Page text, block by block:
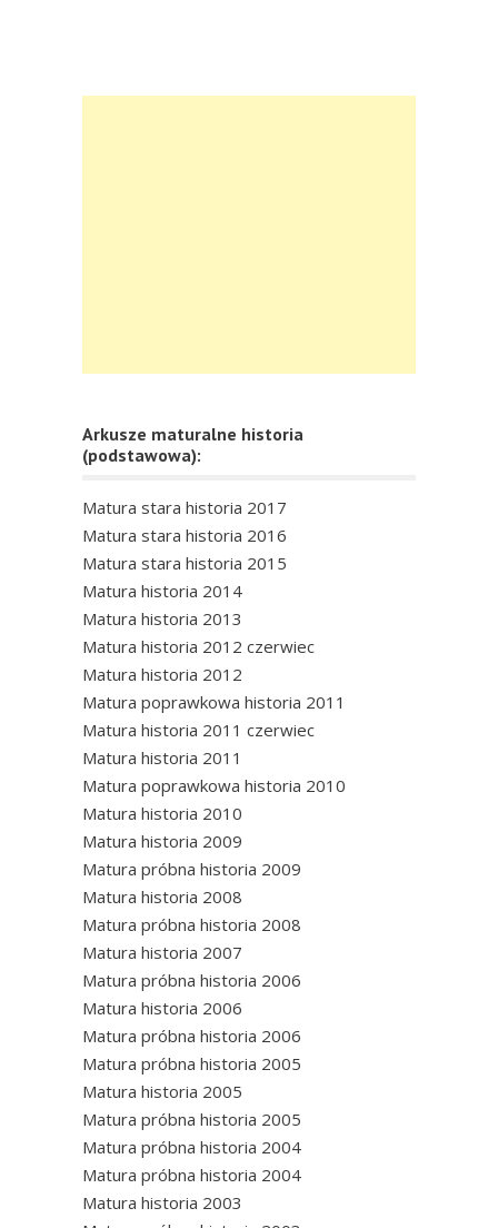
Arkusze maturalne historia
(podstawowa):
Matura stara historia 2017
Matura stara historia 2016
Matura stara historia 2015
Matura historia 2014
Matura historia 2013
Matura historia 2012 czerwiec
Matura historia 2012
Matura poprawkowa historia 2011
Matura historia 2011 czerwiec
Matura historia 2011
Matura poprawkowa historia 2010
Matura historia 2010
Matura historia 2009
Matura próbna historia 2009
Matura historia 2008
Matura próbna historia 2008
Matura historia 2007
Matura próbna historia 2006
Matura historia 2006
Matura próbna historia 2006
Matura próbna historia 2005
Matura historia 2005
Matura próbna historia 2005
Matura próbna historia 2004
Matura próbna historia 2004
Matura historia 2003